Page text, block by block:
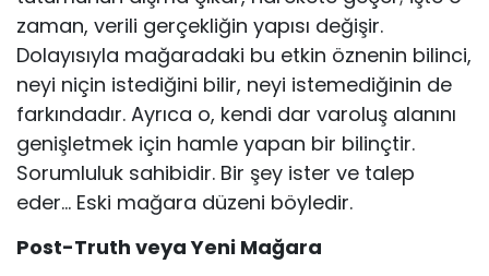
zaman, verili gerçekliğin yapısı değişir.
Dolayısıyla mağaradaki bu etkin öznenin bilinci,
neyi niçin istediğini bilir, neyi iste­mediğinin de
farkındadır. Ayrıca o, kendi dar varoluş alanını
genişletmek için hamle yapan bir bilinçtir.
Sorumluluk sahibidir. Bir şey ister ve talep
eder… Eski mağara düzeni böyledir.
Post-Truth veya Yeni Mağara